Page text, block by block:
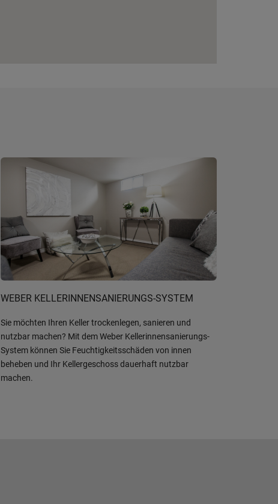
WEBER KELLERINNENSANIERUNGS-SYSTEM
Sie möchten Ihren Keller trockenlegen, sanieren und
nutzbar machen? Mit dem Weber Kellerinnensanierungs-
System können Sie Feuchtigkeitsschäden von innen
beheben und Ihr Kellergeschoss dauerhaft nutzbar
machen.